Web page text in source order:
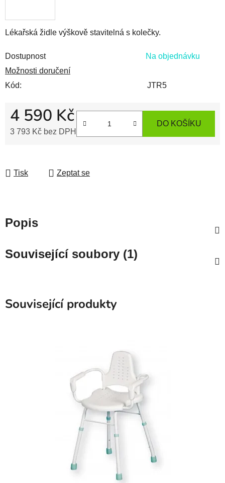
Lékařská židle výškově stavitelná s kolečky.
Dostupnost
Na objednávku
Možnosti doručení
Kód:
JTR5
4 590 Kč
3 793 Kč bez DPH
DO KOŠÍKU
Tisk Zeptat se
Popis
Související soubory (1)
Související produkty